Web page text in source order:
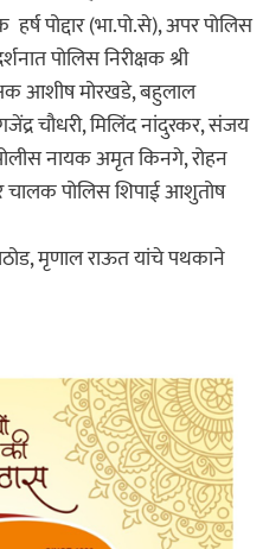
पोद्दार (भा.पो.से), अपर पोलिस
पोलिस निरीक्षक श्री
आशीष मोरखडे, बहुलाल
चौधरी, मिलिंद नांदुरकर, संजय
नायक अमृत किनगे, रोहन
चालक पोलिस शिपाई आशुतोष
मृणाल राऊत यांचे पथकाने